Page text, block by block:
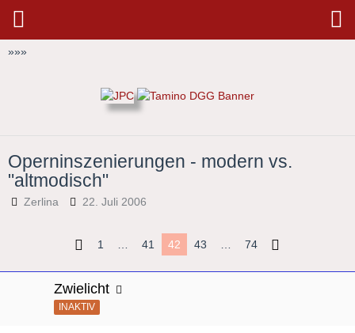
»»»
Operninszenierungen - modern vs.
"altmodisch"
Zerlina 22. Juli 2006
1 … 41 42 43 … 74
Zwielicht
INAKTIV